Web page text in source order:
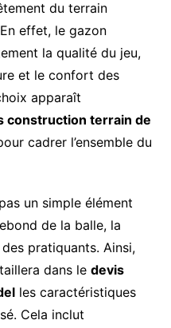
du terrain
effet, le gazon
la qualité du jeu,
et le confort des
apparaît
construction terrain de
cadrer l’ensemble du
un simple élément
de la balle, la
pratiquants. Ainsi,
dans le devis
les caractéristiques
Cela inclut